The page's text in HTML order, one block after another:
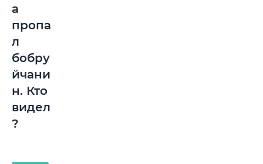
а
пропа
л
бобру
йчани
н. Кто
видел
?